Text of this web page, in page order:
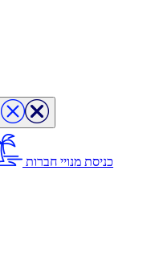
כניסת מנויי חברות